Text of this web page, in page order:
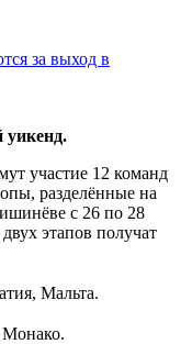
участие 12 команд
разделённые на
с 26 по 28
этапов получат
Мальта.